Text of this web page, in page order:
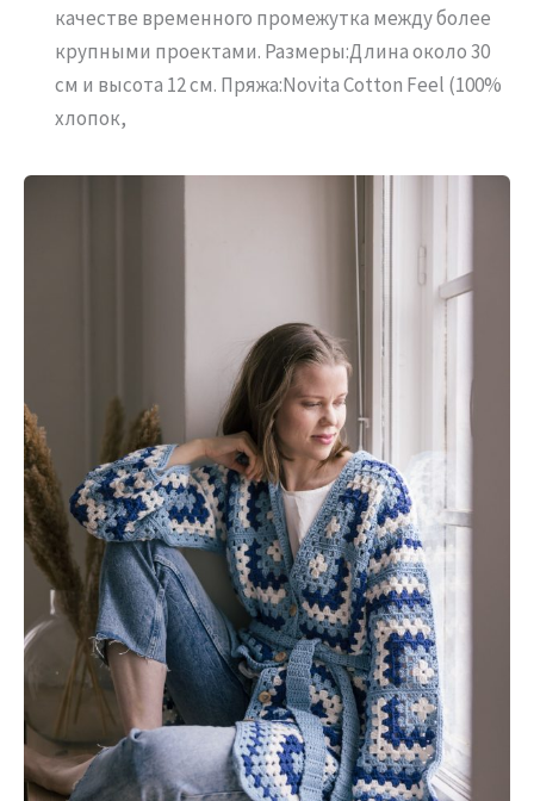
качестве временного промежутка между более
крупными проектами. Размеры:Длина около 30
см и высота 12 см. Пряжа:Novita Cotton Feel (100%
хлопок,